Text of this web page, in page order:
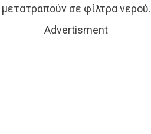
σε φίλτρα νερού.
Advertisment